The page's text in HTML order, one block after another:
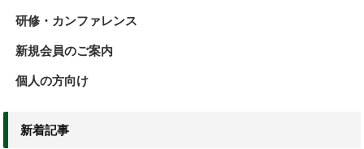
研修・カンファレンス
新規会員のご案内
個人の方向け
新着記事